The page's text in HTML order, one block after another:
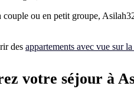
ou en petit groupe,
des appartements avec vue sur
votre séjour à